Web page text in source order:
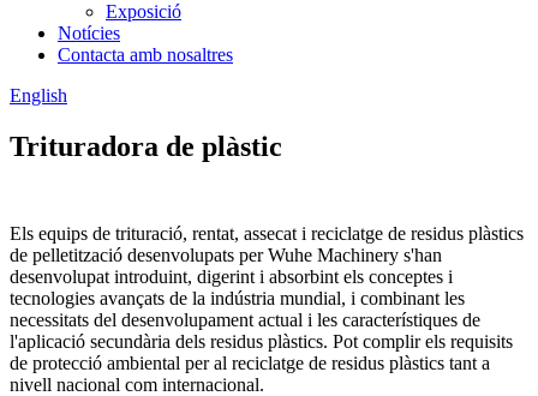
Exposició
Notícies
Contacta amb nosaltres
English
Trituradora de plàstic
Els equips de trituració, rentat, assecat i reciclatge de residus plàstics
de pelletització desenvolupats per Wuhe Machinery s'han
desenvolupat introduint, digerint i absorbint els conceptes i
tecnologies avançats de la indústria mundial, i combinant les
necessitats del desenvolupament actual i les característiques de
l'aplicació secundària dels residus plàstics. Pot complir els requisits
de protecció ambiental per al reciclatge de residus plàstics tant a
nivell nacional com internacional.